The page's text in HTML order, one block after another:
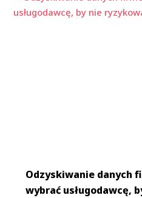
Odzyskiwanie danych
wybrać usługodawcę,